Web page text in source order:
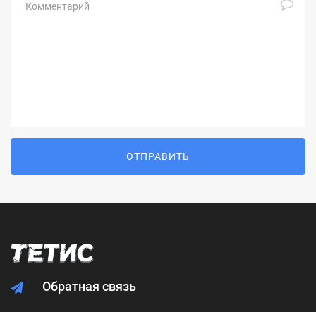
ОТПРАВИТЬ
Обратная связь